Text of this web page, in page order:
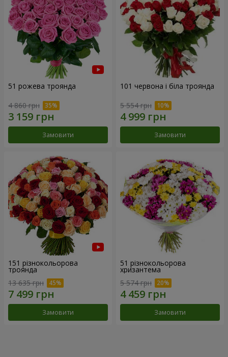
51 рожева троянда
4 860 грн
Замовити
101 червона і біла троянда
5 554 грн
Замовити
151 різнокольорова
троянда
13 635 грн
Замовити
51 різнокольорова
хризантема
5 574 грн
Замовити